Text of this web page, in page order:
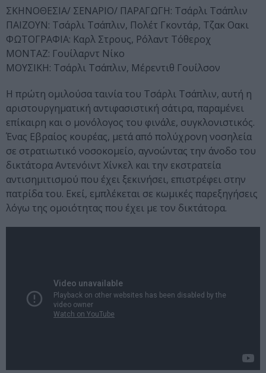
ΣΚΗΝΟΘΕΣΙΑ/ ΣΕΝΑΡΙΟ/ ΠΑΡΑΓΩΓΗ: Τσάρλι Τσάπλιν
ΠΑΙΖΟΥΝ: Τσάρλι Τσάπλιν, Πολέτ Γκοντάρ, Τζακ Οακι
ΦΩΤΟΓΡΑΦΙΑ: Kαρλ Στρους, Ρόλαντ Τόθεροχ
ΜΟΝΤΑΖ: Γουίλαρντ Νίκο
ΜΟΥΣΙΚΗ: Τσάρλι Τσάπλιν, Μέρεντιθ Γουίλσον
H πρώτη ομιλούσα ταινία του Τσάρλι Τσάπλιν, αυτή η
αριστουργηματική αντιφασιστική σάτιρα, παραμένει
επίκαιρη και ο μονόλογος του φινάλε, συγκλονιστικός.
Ένας Εβραίος κουρέας, μετά από πολύχρονη νοσηλεία
σε στρατιωτικό νοσοκομείο, αγνοώντας την άνοδο του
δικτάτορα Αντενόιντ Χίνκελ και την εκστρατεία
αντισημιτισμού που έχει ξεκινήσει, επιστρέφει στην
πατρίδα του. Εκεί, εμπλέκεται σε κωμικές παρεξηγήσεις
λόγω της ομοιότητας που έχει με τον δικτάτορα.